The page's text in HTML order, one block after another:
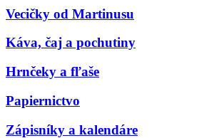
Vecičky od Martinusu
Káva, čaj a pochutiny
Hrnčeky a fľaše
Papiernictvo
Zápisníky a kalendáre